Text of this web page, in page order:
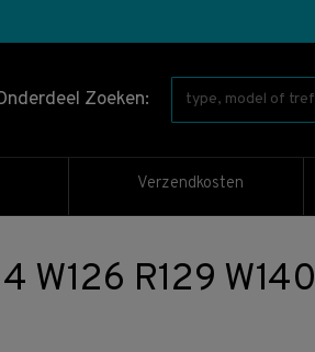
Zoeken:
Verzendkosten
W126 R129 W140